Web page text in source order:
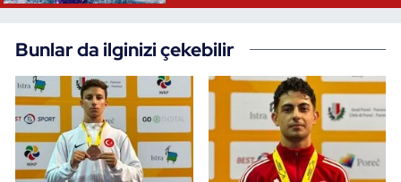
Bunlar da ilginizi çekebilir
Wushu Kungfu
Yelken
Yüzme